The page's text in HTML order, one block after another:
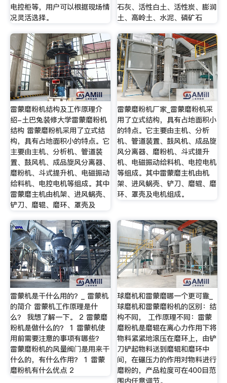
电控柜等，用户可以根据现场情
况灵活选择。
石灰、活性白土、活性炭、膨润
土、高岭土、水泥、磷矿石
雷蒙磨粉机结构及工作原理介
绍-土巴兔装修大学雷蒙磨粉机
结构 雷蒙磨粉机采用了立式结
构，具有占地面积小的特点。它
主要由主机、分析机、管道装
置、鼓风机、成品旋风分离器、
磨粉机、斗式提升机、电磁振动
给料机、电控电机等组成。其中
雷蒙磨主机由机架、进风蜗壳、
铲刀、磨辊、磨环、罩壳及
雷蒙磨粉机厂家_雷蒙磨粉机采
用了立式结构，具有占地面积小
的特点。它主要由主机、分析
机、管道装置、鼓风机、成品旋
风分离器、磨粉机、斗式提升
机、电磁振动给料机、电控电机
等组成。其中雷蒙磨主机由机
架、进风蜗壳、铲刀、磨辊、磨
环、罩壳及电机组成。
雷蒙机是干什么用的？_ 雷蒙机
的简介 雷蒙机工作原理是什
么？ 我想了解一下。 2 雷蒙磨
粉机是做什么的？ 1 雷蒙机使
用前需要注意的事项有哪些？
雷蒙磨粉机的风量阀门是用来干
什么的，有什么作用？ 1 雷蒙
磨粉机有什么优点 2
球磨机和雷蒙磨哪一个更可靠_
球磨机和雷蒙磨粉机的区别：结
构不同， 工作原理不同：雷蒙
磨粉机是磨辊在离心力作用下将
物料紧紧地滚压在磨环上，由铲
刀铲起物料送到磨辊和磨环中
间，在碾压力的作用对物料进行
磨粉的，产品粒度可在400目范